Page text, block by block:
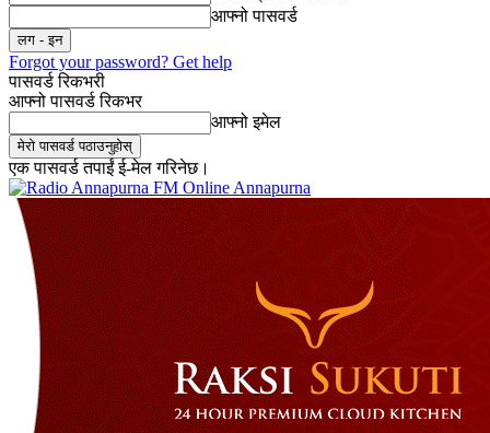
आफ्नो पासवर्ड
Forgot your password? Get help
पासवर्ड रिकभरी
आफ्नो पासवर्ड रिकभर
आफ्नो इमेल
एक पासवर्ड तपाईं ई-मेल गरिनेछ।
Online Annapurna